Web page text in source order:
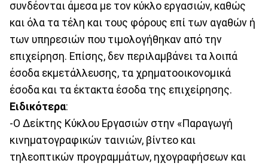
συνδέονται άμεσα με τον κύκλο εργασιών, καθώς
και όλα τα τέλη και τους φόρους επί των αγαθών ή
των υπηρεσιών που τιμολογήθηκαν από την
επιχείρηση. Επίσης, δεν περιλαμβάνει τα λοιπά
έσοδα εκμετάλλευσης, τα χρηματοοικονομικά
έσοδα και τα έκτακτα έσοδα της επιχείρησης.
Ειδικότερα:
-Ο Δείκτης Κύκλου Εργασιών στην «Παραγωγή
κινηματογραφικών ταινιών, βίντεο και
τηλεοπτικών προγραμμάτων, ηχογραφήσεων και